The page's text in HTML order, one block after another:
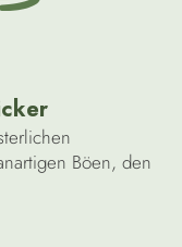
Böen, den